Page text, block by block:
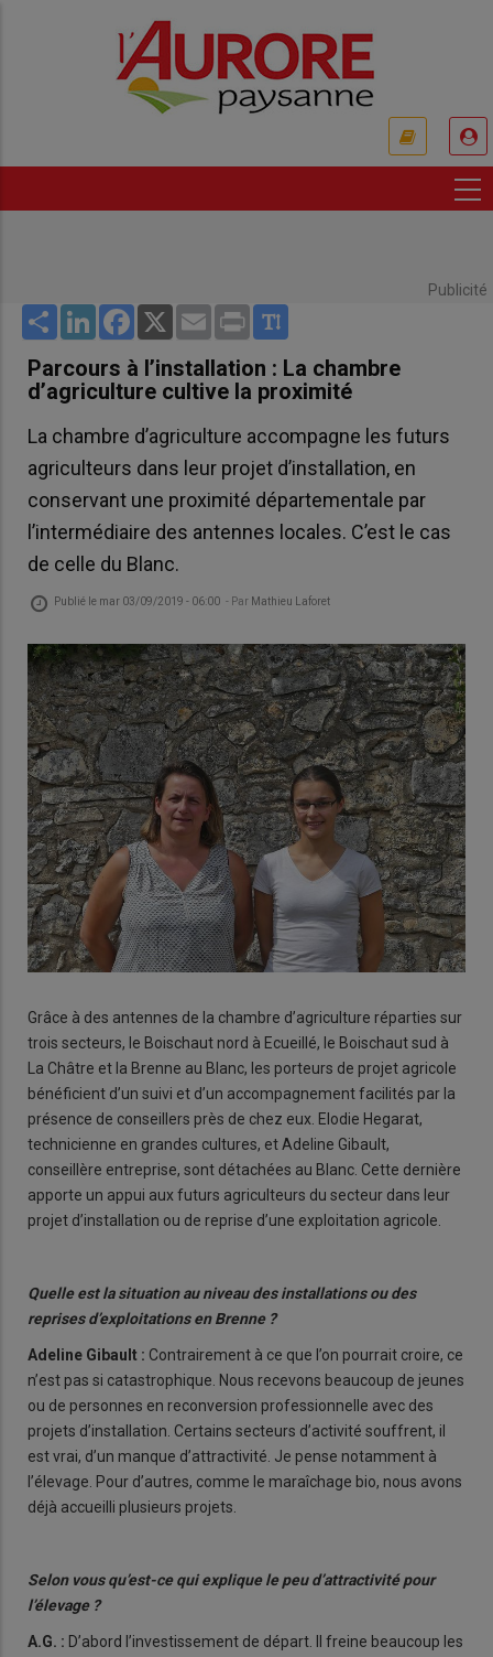
Publicité
Share LinkedInFacebook
X Email Print
Parcours à l’installation : La chambre
d’agriculture cultive la proximité
La chambre d’agriculture accompagne les futurs
agriculteurs dans leur projet d’installation, en
conservant une proximité départementale par
l’intermédiaire des antennes locales. C’est le cas
de celle du Blanc.
Publié le mar 03/09/2019 - 06:00 - Par Mathieu Laforet
Grâce à des antennes de la chambre d’agriculture réparties sur
trois secteurs, le Boischaut nord à Ecueillé, le Boischaut sud à
La Châtre et la Brenne au Blanc, les porteurs de projet agricole
bénéficient d’un suivi et d’un accompagnement facilités par la
présence de conseillers près de chez eux. Elodie Hegarat,
technicienne en grandes cultures, et Adeline Gibault,
conseillère entreprise, sont détachées au Blanc. Cette dernière
apporte un appui aux futurs agriculteurs du secteur dans leur
projet d’installation ou de reprise d’une exploitation agricole.
Quelle est la situation au niveau des installations ou des
reprises d’exploitations en Brenne ?
Adeline Gibault : Contrairement à ce que l’on pourrait croire, ce
n’est pas si catastrophique. Nous recevons beaucoup de jeunes
ou de personnes en reconversion professionnelle avec des
projets d’installation. Certains secteurs d’activité souffrent, il
est vrai, d’un manque d’attractivité. Je pense notamment à
l’élevage. Pour d’autres, comme le maraîchage bio, nous avons
déjà accueilli plusieurs projets.
Selon vous qu’est-ce qui explique le peu d’attractivité pour
l’élevage ?
A.G. : D’abord l’investissement de départ. Il freine beaucoup les